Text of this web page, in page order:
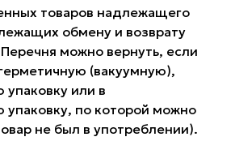
товаров надлежащего
обмену и возврату
можно вернуть, если
(вакуумную),
упаковку или в
упаковку, по которой можно
не был в употреблении).